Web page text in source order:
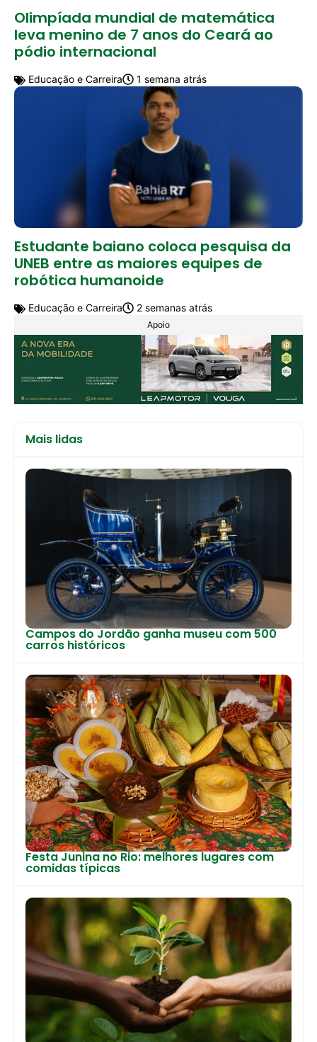
Olimpíada mundial de matemática
leva menino de 7 anos do Ceará ao
pódio internacional
Educação e Carreira 1 semana atrás
Estudante baiano coloca pesquisa da
UNEB entre as maiores equipes de
robótica humanoide
Educação e Carreira 2 semanas atrás
Apoio
Mais lidas
Campos do Jordão ganha museu com 500
carros históricos
Festa Junina no Rio: melhores lugares com
comidas típicas